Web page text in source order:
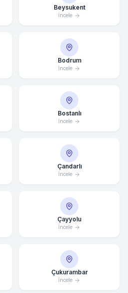
Beysukent
İncele
Bodrum
İncele
Bostanlı
İncele
Çandarlı
İncele
Çayyolu
İncele
Çukurambar
İncele